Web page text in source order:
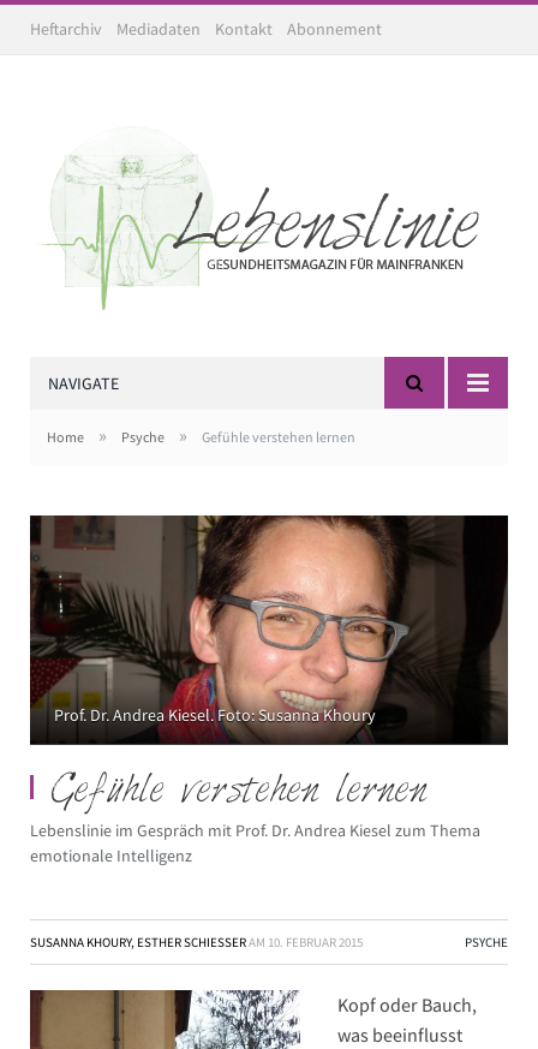
Heftarchiv Mediadaten Kontakt Abonnement
NAVIGATE
Home » Psyche » Gefühle verstehen lernen
Prof. Dr. Andrea Kiesel. Foto: Susanna Khoury
Gefühle verstehen lernen
Lebenslinie im Gespräch mit Prof. Dr. Andrea Kiesel zum Thema
emotionale Intelligenz
SUSANNA KHOURY, ESTHER SCHIESSER AM 10. FEBRUAR 2015 PSYCHE
Kopf oder Bauch,
was beeinflusst